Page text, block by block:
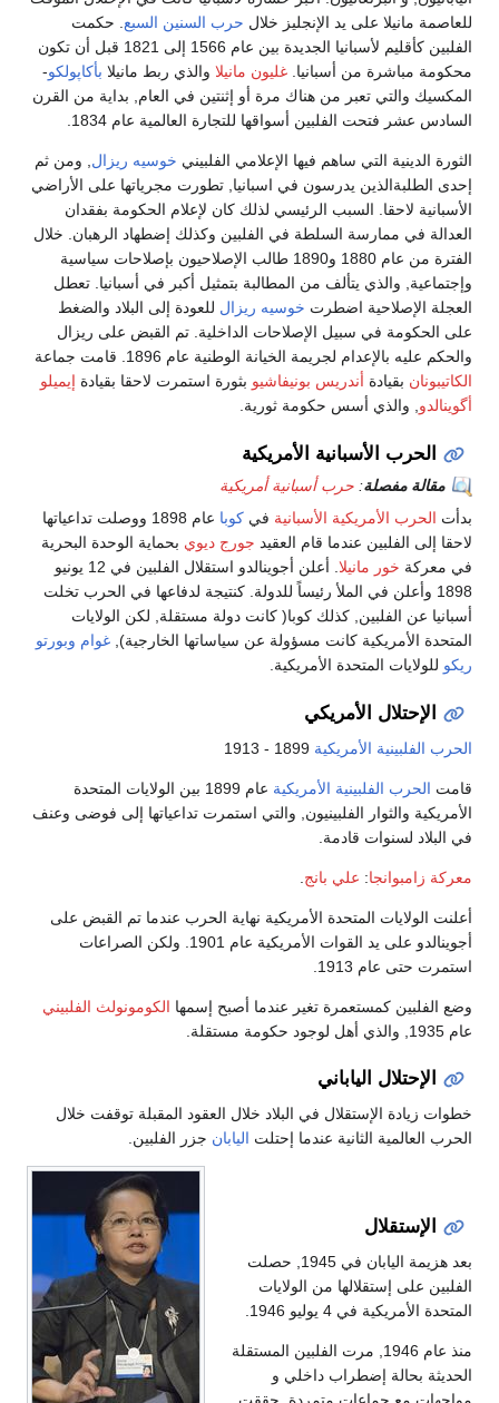
للعاصمة مانيلا على يد الإنجليز خلال حرب السنين السبع. حكمت
الفلبين كأقليم لأسبانيا الجديدة بين عام 1566 إلى 1821 قبل أن تكون
محكومة مباشرة من أسبانيا. غليون مانيلا والذي ربط مانيلا بأكاپولكو-
المكسيك والتي تعبر من هناك مرة أو إثنتين في العام, بداية من القرن
السادس عشر فتحت الفلبين أسواقها للتجارة العالمية عام 1834.
الثورة الدينية التي ساهم فيها الإعلامي الفلبيني خوسيه ريزال, ومن ثم
إحدى الطلبةالذين يدرسون في اسبانيا, تطورت مجرياتها على الأراضي
الأسبانية لاحقا. السبب الرئيسي لذلك كان لإعلام الحكومة بفقدان
العدالة في ممارسة السلطة في الفلبين وكذلك إضطهاد الرهبان. خلال
الفترة من عام 1880 و1890 طالب الإصلاحيون بإصلاحات سياسية
وإجتماعية, والذي يتألف من المطالبة بتمثيل أكبر في أسبانيا. تعطل
العجلة الإصلاحية اضطرت خوسيه ريزال للعودة إلى البلاد والضغط
على الحكومة في سبيل الإصلاحات الداخلية. تم القبض على ريزال
والحكم عليه بالإعدام لجريمة الخيانة الوطنية عام 1896. قامت جماعة
الكاتيبونان بقيادة أندريس بونيفاشيو بثورة استمرت لاحقا بقيادة إيميلو
أگوينالدو, والذي أسس حكومة ثورية.
الحرب الأسبانية الأمريكية
مقالة مفصلة: حرب أسبانية أمريكية
بدأت الحرب الأمريكية الأسبانية في كوبا
عام 1898 ووصلت تداعياتها
لاحقا إلى الفلبين عندما قام العقيد جورج ديوي بحماية الوحدة البحرية
في معركة خور مانيلا
. أعلن أجوينالدو استقلال الفلبين في 12 يونيو
1898 وأعلن في الملأ رئيساً للدولة. كنتيجة لدفاعها في الحرب تخلت
أسبانيا عن الفلبين, كذلك كوبا( كانت دولة مستقلة, لكن الولايات
المتحدة الأمريكية كانت مسؤولة عن سياساتها الخارجية), غوام وبورتو
ريكو للولايات المتحدة الأمريكية.
الإحتلال الأمريكي
الحرب الفلبينية الأمريكية
قامت الحرب الفلبينية الأمريكية
عام 1899 بين الولايات المتحدة
الأمريكية والثوار الفلبينيون, والتي استمرت تداعياتها إلى فوضى وعنف
في البلاد لسنوات قادمة.
معركة زامبوانجا: علي بانج
أعلنت الولايات المتحدة الأمريكية نهاية الحرب عندما تم القبض على
أجوينالدو على يد القوات الأمريكية عام 1901. ولكن الصراعات
استمرت حتى عام 1913.
وضع الفلبين كمستعمرة تغير عندما أصبح إسمها الكومونولث الفلبيني
عام 1935, والذي أهل لوجود حكومة مستقلة.
الإحتلال الياباني
خطوات زيادة الإستقلال في البلاد خلال العقود المقبلة توقفت خلال
الحرب العالمية الثانية عندما إحتلت اليابان جزر الفلبين.
الإستقلال
بعد هزيمة اليابان في 1945, حصلت
الفلبين على إستقلالها من الولايات
المتحدة الأمريكية في 4 يوليو 1946.
منذ عام 1946, مرت الفلبين المستقلة
الحديثة بحالة إضطراب داخلي و
مواجهات مع جماعات متمردة. حققت